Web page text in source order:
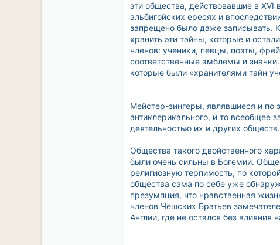
эти общества, действовавшие в
альбигойских ересях и
запрещено было даже записывать.
хранить эти тайны, которые и
членов: ученики, певцы, поэты,
соответственные эмблемы и
которые были «хранителями тайн
Мейстер-зингеры, являвшиеся и по
антиклерикального, и то всеобщее
деятельностью их и других обществ.
Общества такого двойственного
были очень сильны в Богемии.
религиозную терпимость, по
общества сама по себе уже
презумпция, что нравственная
членов Чешских Братьев
Англии, где не остался без влияния